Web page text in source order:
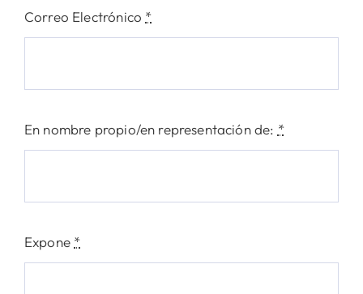
Correo Electrónico *
En nombre propio/en representación de: *
Expone *